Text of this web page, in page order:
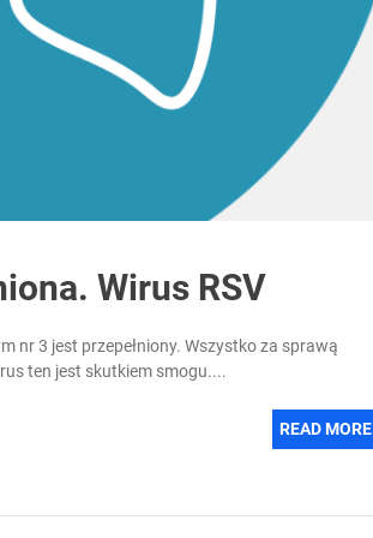
Wirus RSV
nr 3 jest przepełniony. Wszystko za sprawą
ten jest skutkiem smogu....
READ MORE